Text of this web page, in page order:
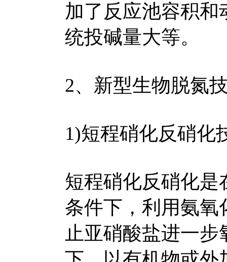
加了反应池容积
统投碱量大等。
2、新型生物脱氮
1)短程硝化反硝化
短程硝化反硝化是
条件下，利用氨氧
止亚硝酸盐进一